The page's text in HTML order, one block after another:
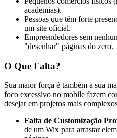
academias).
Pessoas que têm forte
um site oficial.
Empreendedores sem
"desenhar" páginas do zero.
O Que Falta?
Sua maior força é também a sua
foco excessivo no mobile fazem
desejar em projetos mais
Falta de Customização
de um Wix para arrastar